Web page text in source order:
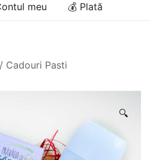
meu 💰 Plată
/ Cadouri Pasti
🔍